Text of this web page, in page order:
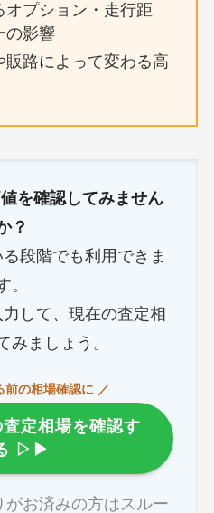
プション・走行距
の影響
路によって変わる高
を確認してみません
？
段階でも利用できま
。
して、現在の査定相
みましょう。
前の相場確認に ／
定相場を確認す
▷▶
お済みの方はスルー